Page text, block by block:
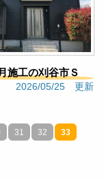
段階から丁寧に対
になりました。
ールさんに依頼
やしっかり作業
よろしくお願い
塗装会社だと思
施工の刈谷市Ｓ
2026/05/25 更新
31 32 33